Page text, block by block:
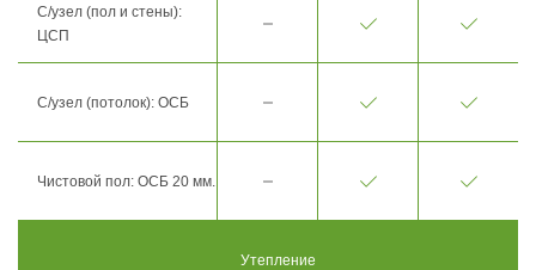
С/узел (пол и стены):
ЦСП
С/узел (потолок): ОСБ
Чистовой пол: ОСБ 20 мм.
Утепление